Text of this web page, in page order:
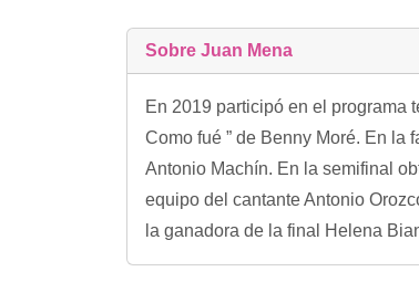
Sobre Juan Mena
En 2019 participó en el programa
Como fué ” de Benny Moré. En la
Antonio Machín. En la semifinal
equipo del cantante Antonio
la ganadora de la final Helena